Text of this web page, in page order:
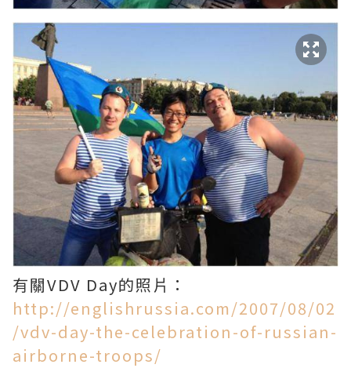
有關VDV Day的照片：
http://englishrussia.com/2007/08/02
/vdv-day-the-celebration-of-russian-
airborne-troops/